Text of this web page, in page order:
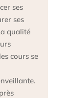
ses
ses
qualité
cours se